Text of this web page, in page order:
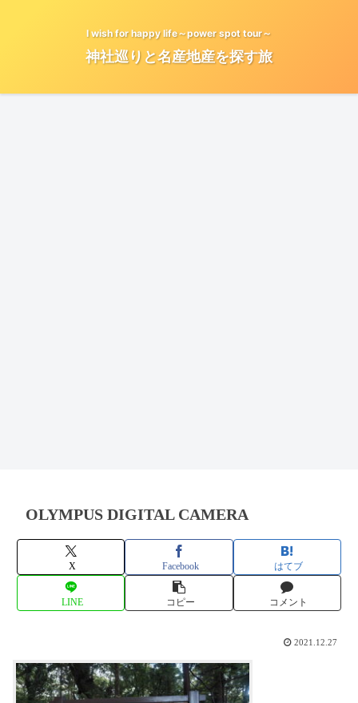
I wish for happy life～power spot tour～
神社巡りと名産地産を探す旅
OLYMPUS DIGITAL CAMERA
X Facebook はてブ
LINE コピー コメント
2021.12.27